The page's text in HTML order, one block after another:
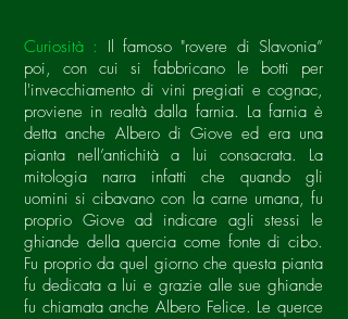
Curiosità : Il famoso "rovere di Slavonia”
poi, con cui si fabbricano le botti per
l'invecchiamento di vini pregiati e cognac,
proviene in realtà dalla farnia. La farnia è
detta anche Albero di Giove ed era una
pianta nell’antichità a lui consacrata. La
mitologia narra infatti che quando gli
uomini si cibavano con la carne umana, fu
proprio Giove ad indicare agli stessi le
ghiande della quercia come fonte di cibo.
Fu proprio da quel giorno che questa pianta
fu dedicata a lui e grazie alle sue ghiande
fu chiamata anche Albero Felice. Le querce